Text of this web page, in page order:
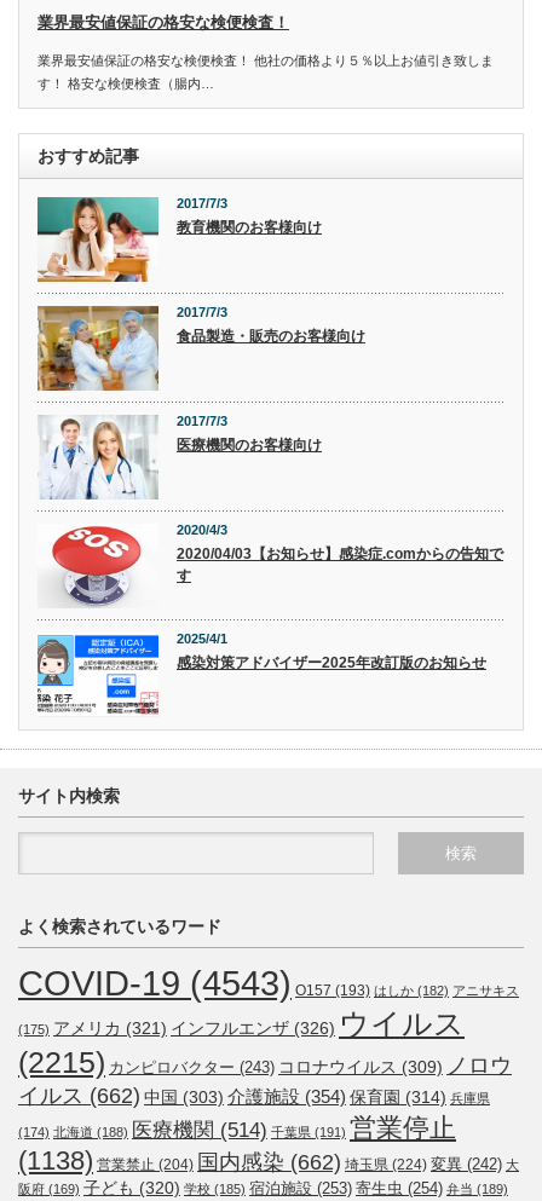
業界最安値保証の格安な検便検査！
業界最安値保証の格安な検便検査！ 他社の価格より５％以上お値引き致しま
す！ 格安な検便検査（腸内…
おすすめ記事
2017/7/3
教育機関のお客様向け
2017/7/3
食品製造・販売のお客様向け
2017/7/3
医療機関のお客様向け
2020/4/3
2020/04/03【お知らせ】感染症.comからの告知で
す
2025/4/1
感染対策アドバイザー2025年改訂版のお知らせ
サイト内検索
よく検索されているワード
COVID-19 (4543) O157 (193) はしか (182) アニサキス
(175) アメリカ (321) インフルエンザ (326) ウイルス
(2215) カンピロバクター (243) コロナウイルス (309) ノロウ
イルス (662) 中国 (303) 介護施設 (354) 保育園 (314) 兵庫県
(174) 北海道 (188) 医療機関 (514) 千葉県 (191) 営業停止
(1138) 営業禁止 (204) 国内感染 (662) 埼玉県 (224) 変異 (242) 大
阪府 (169) 子ども (320) 学校 (185) 宿泊施設 (253) 寄生虫 (254) 弁当 (189)